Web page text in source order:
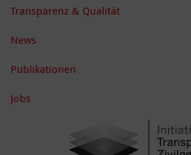
Transparenz & Qualität
News
Publikationen
Jobs